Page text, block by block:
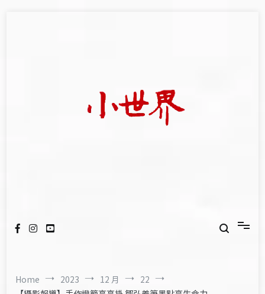
Home 2023 12 月
22